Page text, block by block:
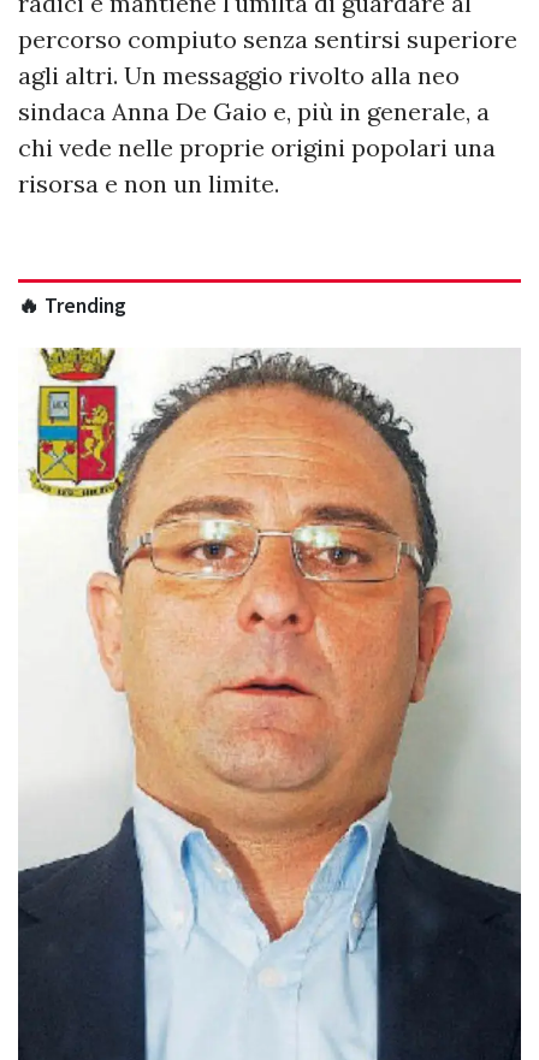
percorso compiuto senza sentirsi superiore
agli altri. Un messaggio rivolto alla neo
sindaca Anna De Gaio e, più in generale, a
chi vede nelle proprie origini popolari una
risorsa e non un limite.
🔥 Trending